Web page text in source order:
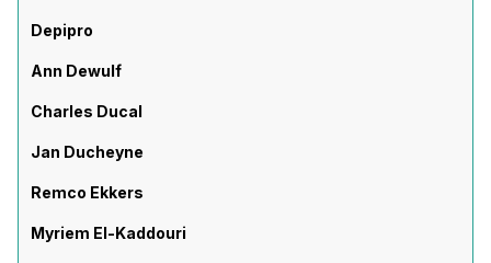
Depipro
Ann Dewulf
Charles Ducal
Jan Ducheyne
Remco Ekkers
Myriem El-Kaddouri